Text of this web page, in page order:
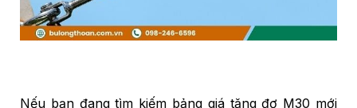
Nếu bạn đang tìm kiếm bảng giá tăng đơ M30 mới